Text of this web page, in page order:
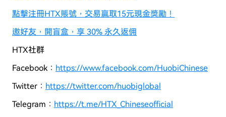
點擊注冊HTX賬號，交易贏取15元現金獎勵！
邀好友，開盲盒，享 30% 永久返佣
HTX社群
Facebook： https://www.facebook.com/HuobiChinese
Twitter： https://twitter.com/huobiglobal
Telegram： https://t.me/HTX_Chineseofficial